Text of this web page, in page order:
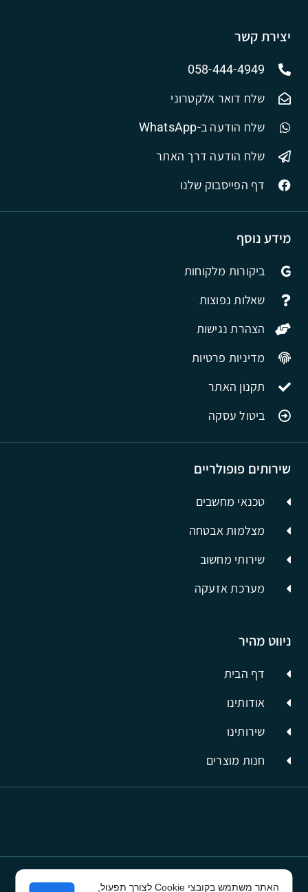
ניווט מהיר
דף הבית
אודותינו
שירותינו
חנות מוצרים
שירותים פופולריים
טכנאי מחשבים
מצלמות אבטחה
שירותי מחשוב
מערכת אזעקה
מידע נוסף
ביקורות מלקוחות
שאלות נפוצות
הצהרת נגישות
מדיניות פרטיות
תקנון האתר
ביטול עסקה
יצירת קשר
058-444-4949
שלח דואר אלקטרוני
שלח הודעה ב-WhatsApp
שלח הודעה דרך האתר
דף הפייסבוק שלנו
האתר משתמש בקובצי Cookie לצורך תפעול,